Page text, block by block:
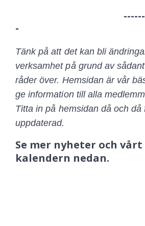
-
Tänk på att det kan bli
verksamhet på grund av
råder över. Hemsidan är vår
ge information till alla
Titta in på hemsidan då och då
uppdaterad.
Se mer nyheter och
kalendern nedan.